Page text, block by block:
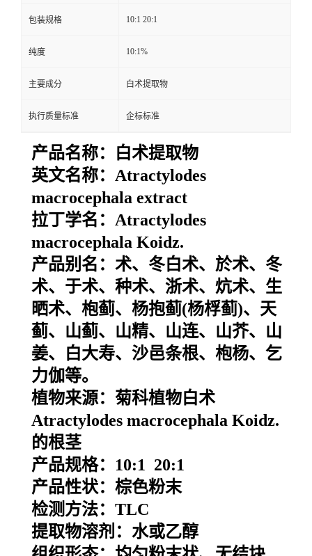
包装规格 10:1 20:1
纯度 10:1%
主要成分 白术提取物
执行质量标准 企标标准
产品名称：
白术提取物
英文名称： Atractylodes
macrocephala extract
拉丁学名： Atractylodes
macrocephala Koidz.
产品别名： 术、冬白术、於术、冬
术、于术、种术、浙术、炕术、生
晒术、枹蓟、杨抱蓟(杨桴蓟)、天
蓟、山蓟、山精、山连、山芥、山
姜、白大寿、沙邑条根、枹杨、乞
力伽等。
植物来源： 菊科植物白术
Atractylodes macrocephala Koidz.
的根茎
产品规格：10:1 20:1
产品性状：棕色粉末
检测方法：TLC
提取物溶剂：水或乙醇